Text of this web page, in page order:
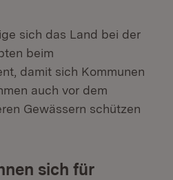
sich das Land bei der
beim
damit sich Kommunen
auch vor dem
Gewässern schützen
sich für